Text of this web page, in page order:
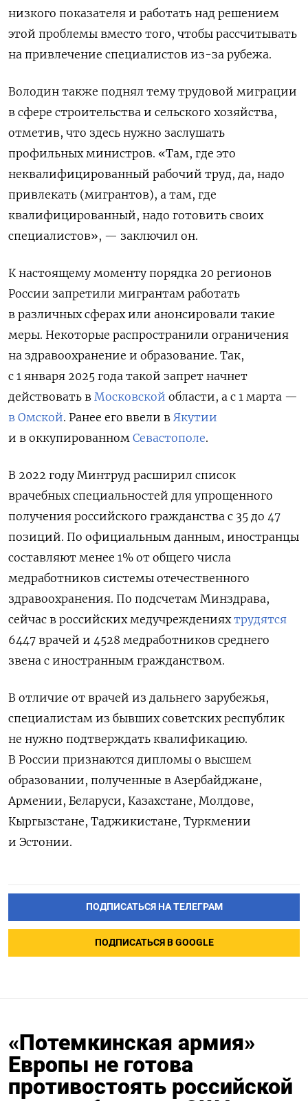
низкого показателя и работать над решением
этой проблемы вместо того, чтобы рассчитывать
на привлечение специалистов из-за рубежа.
Володин также поднял тему трудовой миграции
в сфере строительства и сельского хозяйства,
отметив, что здесь нужно заслушать
профильных министров. «Там, где это
неквалифицированный рабочий труд, да, надо
привлекать (мигрантов), а там, где
квалифицированный, надо готовить своих
специалистов», — заключил он.
К настоящему моменту порядка 20 регионов
России запретили мигрантам работать
в различных сферах или анонсировали такие
меры. Некоторые распространили ограничения
на здравоохранение и образование. Так,
с 1 января 2025 года такой запрет начнет
действовать в Московской области, а с 1 марта —
в Омской. Ранее его ввели в Якутии
и в оккупированном Севастополе.
В 2022 году Минтруд расширил список
врачебных специальностей для упрощенного
получения российского гражданства с 35 до 47
позиций. По официальным данным, иностранцы
составляют менее 1% от общего числа
медработников системы отечественного
здравоохранения. По подсчетам Минздрава,
сейчас в российских медучрежденияхтрудятся
6447 врачей и 4528 медработников среднего
звена с иностранным гражданством.
В отличие от врачей из дальнего зарубежья,
специалистам из бывших советских республик
не нужно подтверждать квалификацию.
В России признаются дипломы о высшем
образовании, полученные в Азербайджане,
Армении, Беларуси, Казахстане, Молдове,
Кыргызстане, Таджикистане, Туркмении
и Эстонии.
ПОДПИСАТЬСЯ НА ТЕЛЕГРАМ
ПОДПИСАТЬСЯ В GOOGLE
«Потемкинская армия»
Европы не готова
противостоять российской